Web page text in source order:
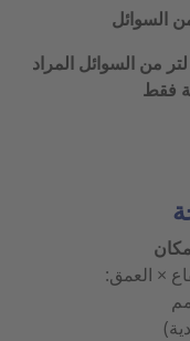
السوائل
تعبئة مباشرة للغرفة بما يصل إلى 100 لتر من السوائل المراد
فقط
× العمق: